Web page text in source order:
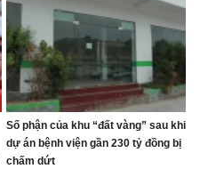
Số phận của khu “đất vàng” sau khi
dự án bệnh viện gần 230 tỷ đồng bị
chấm dứt